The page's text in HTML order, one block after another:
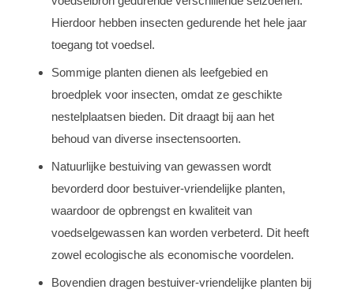
Hierdoor hebben insecten gedurende het hele jaar
toegang tot voedsel.
Sommige planten dienen als leefgebied en
broedplek voor insecten, omdat ze geschikte
nestelplaatsen bieden. Dit draagt bij aan het
behoud van diverse insectensoorten.
Natuurlijke bestuiving van gewassen wordt
bevorderd door bestuiver-vriendelijke planten,
waardoor de opbrengst en kwaliteit van
voedselgewassen kan worden verbeterd. Dit heeft
zowel ecologische als economische voordelen.
Bovendien dragen bestuiver-vriendelijke planten bij